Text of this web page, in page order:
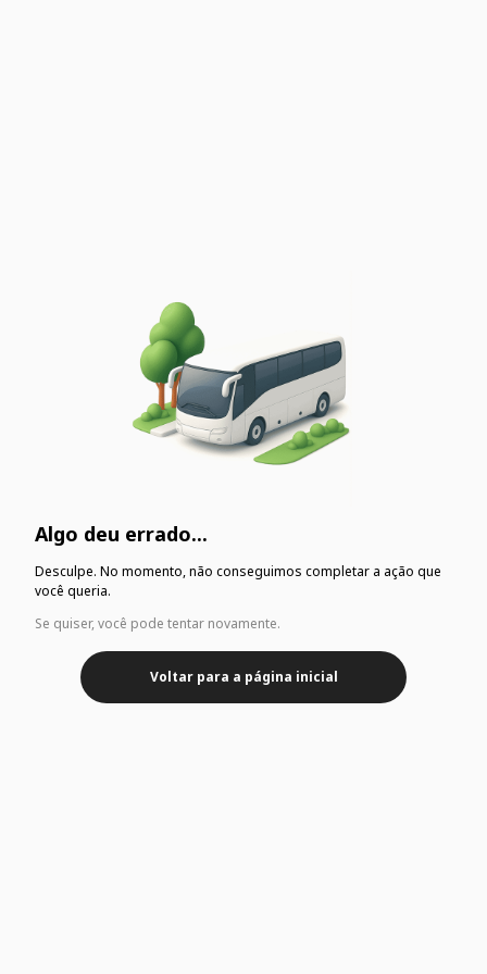
Algo deu errado...
Desculpe. No momento, não conseguimos completar a ação que
você queria.
Se quiser, você pode tentar novamente.
Voltar para a página inicial